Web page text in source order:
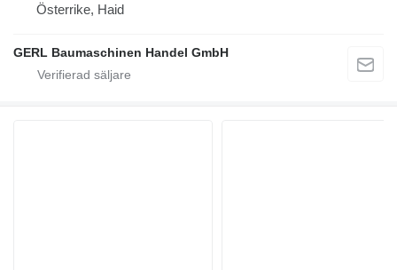
Österrike, Haid
GERL Baumaschinen Handel GmbH